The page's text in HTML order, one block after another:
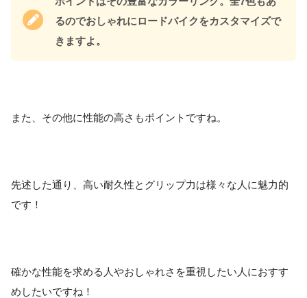
るのでおしゃれにロードバイクをカスタマイズで
きますよ。
また、その他に性能の高さもポイントですね。
先述した通り、高い耐久性とグリップ力は様々な人に魅力的
です！
確かな性能を求める人やおしゃれさを重視したい人におすす
めしたいですね！